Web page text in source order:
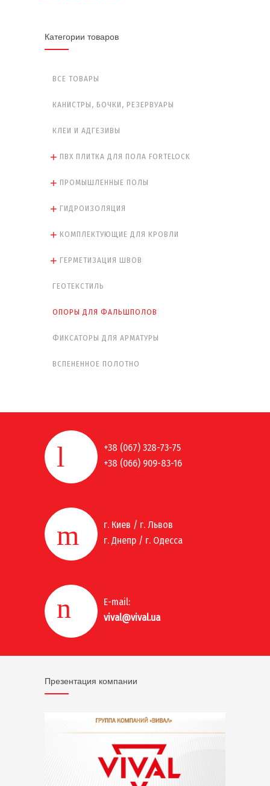
Категории товаров
ВСЕ ТОВАРЫ
КАНИСТРЫ, БОЧКИ, РЕЗЕРВУАРЫ
КЛЕИ И АДГЕЗИВЫ
ПВХ ПЛИТКА ДЛЯ ПОЛА FORTELOCK
ПРОМЫШЛЕННЫЕ ПОЛЫ
ГИДРОИЗОЛЯЦИЯ
КОМПЛЕКТУЮЩИЕ ДЛЯ КРОВЛИ
ГЕРМЕТИЗАЦИЯ ШВОВ
ГЕОТЕКСТИЛЬ
ОПОРЫ ДЛЯ ФАЛЬШПОЛОВ
ФИКСАТОРЫ ДЛЯ АРМАТУРЫ
ВСПЕНЕННОЕ ПОЛОТНО
+38 (067) 328-73-75
+38 (066) 909-83-16
г. Киев / г. Львов
г. Днепр / г. Одесса
E-mail:
vival@vival.ua
Презентация компании